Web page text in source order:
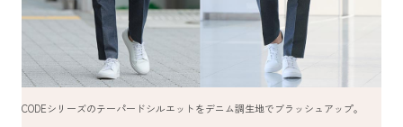
CODEシリーズのテーパードシルエットをデニム調生地でブラッシュアップ。